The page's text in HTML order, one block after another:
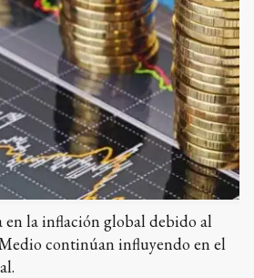
en la inflación global debido al
continúan influyendo en el